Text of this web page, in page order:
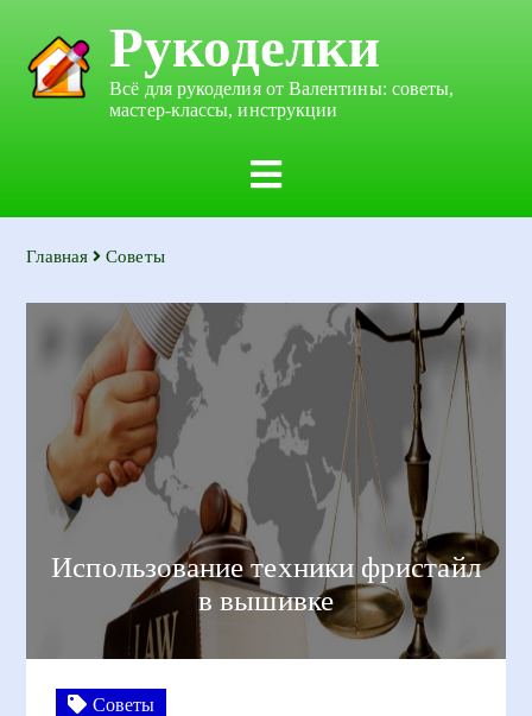
Рукоделки
Всё для рукоделия от Валентины: советы,
мастер-классы, инструкции
Главная Советы
Использование техники фристайл
в вышивке
Советы